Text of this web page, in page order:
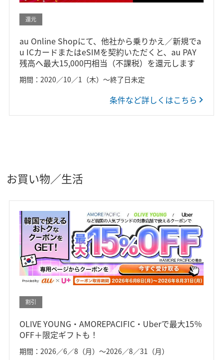
還元
au Online Shopにて、他社から乗りかえ／新規でa
u ICカードまたはeSIMを契約いただくと、au PAY
残高へ最大15,000円相当（不課税）を還元します
期間：2020／10／1（木）～終了日未定
条件など詳しくはこちら
お買い物／生活
割引
OLIVE YOUNG・AMOREPACIFIC・Uberで最大15％
OFF＋限定ギフトも！
期間：2026／6／8（月）～2026／8／31（月）